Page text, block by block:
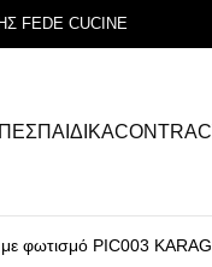
FEDE CUCINE
ΠΑΙΔΙΚΑ
φωτισμό PIC003